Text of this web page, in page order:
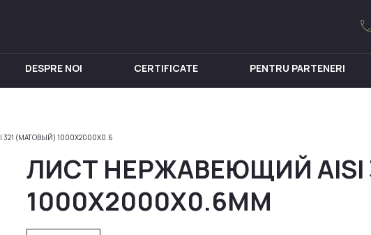
call
DESPRE NOI CERTIFICATE PENTRU PARTENERI
Inox
Inox
Aparat de distilat
(МАТОВЫЙ) 1000X2000Х0.6
ЛИСТ НЕРЖАВЕЮЩИЙ AISI
1000X2000Х0.6ММ